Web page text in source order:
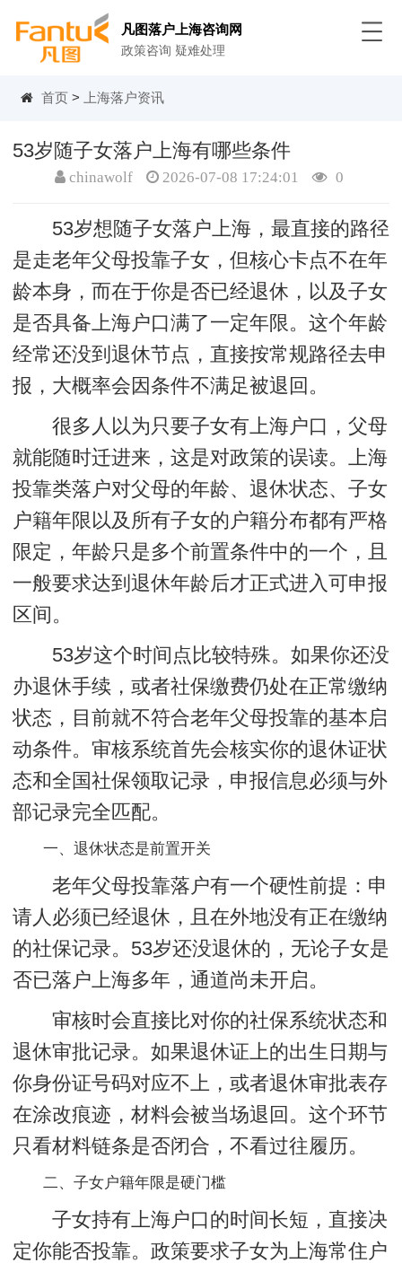
凡图落户上海咨询网
政策咨询 疑难处理
首页 > 上海落户资讯
53岁随子女落户上海有哪些条件
chinawolf 2026-07-08 17:24:01 0
53岁想随子女落户上海，最直接的路径
是走老年父母投靠子女，但核心卡点不在年
龄本身，而在于你是否已经退休，以及子女
是否具备上海户口满了一定年限。这个年龄
经常还没到退休节点，直接按常规路径去申
报，大概率会因条件不满足被退回。
很多人以为只要子女有上海户口，父母
就能随时迁进来，这是对政策的误读。上海
投靠类落户对父母的年龄、退休状态、子女
户籍年限以及所有子女的户籍分布都有严格
限定，年龄只是多个前置条件中的一个，且
一般要求达到退休年龄后才正式进入可申报
区间。
53岁这个时间点比较特殊。如果你还没
办退休手续，或者社保缴费仍处在正常缴纳
状态，目前就不符合老年父母投靠的基本启
动条件。审核系统首先会核实你的退休证状
态和全国社保领取记录，申报信息必须与外
部记录完全匹配。
一、退休状态是前置开关
老年父母投靠落户有一个硬性前提：申
请人必须已经退休，且在外地没有正在缴纳
的社保记录。53岁还没退休的，无论子女是
否已落户上海多年，通道尚未开启。
审核时会直接比对你的社保系统状态和
退休审批记录。如果退休证上的出生日期与
你身份证号码对应不上，或者退休审批表存
在涂改痕迹，材料会被当场退回。这个环节
只看材料链条是否闭合，不看过往履历。
二、子女户籍年限是硬门槛
子女持有上海户口的时间长短，直接决
定你能否投靠。政策要求子女为上海常住户